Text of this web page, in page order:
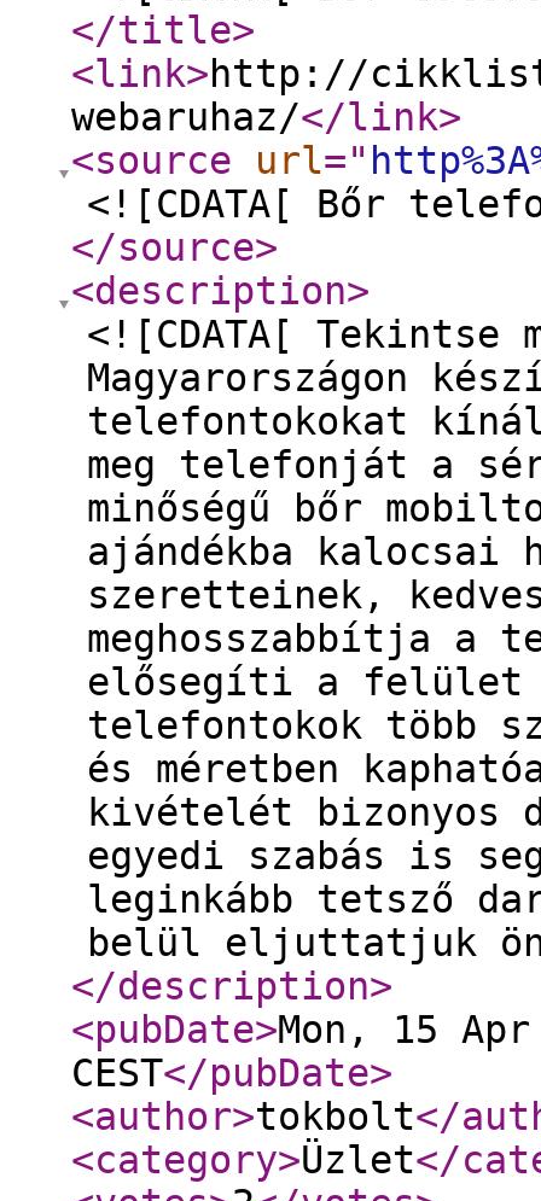
</title>
<link>http://
webaruhaz/</link>
<source
url="
<![CDATA[ Bőr
</source>
<description>
<![CDATA[ Tekintse
Magyarországon
telefontokokat
meg telefonját a
minőségű bőr
ajándékba kalocsai
szeretteinek,
meghosszabbítja a
elősegíti a felület
telefontokok több
és méretben
kivételét bizonyos
egyedi szabás is
leginkább tetsző
belül eljuttatjuk
</description>
<pubDate>Mon, 15
CEST</pubDate>
<author>tokbolt</
<category>Üzlet</